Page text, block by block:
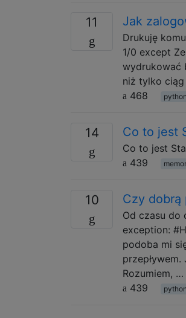
11 Jak
Drukuję
1/0 except
wydrukować
niż tylko
468
python
14 Co to jest
Co to jest
439
10 Czy
Od czasu do
exception:
podoba mi
Rozumiem, …
439
python